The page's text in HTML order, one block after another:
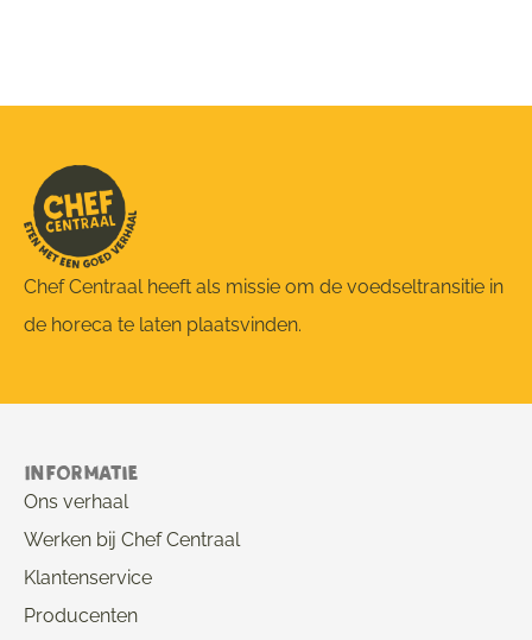
Chef Centraal heeft als missie om de voedseltransitie in
de horeca te laten plaatsvinden.
Informatie
Ons verhaal
Werken bij Chef Centraal
Klantenservice
Producenten